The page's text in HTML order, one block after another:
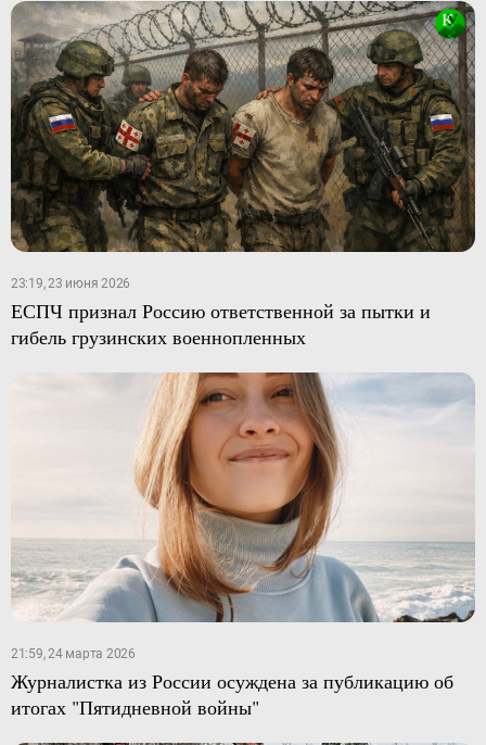
23:19, 23 июня 2026
ЕСПЧ признал Россию ответственной за пытки и
гибель грузинских военнопленных
21:59, 24 марта 2026
Журналистка из России осуждена за публикацию об
итогах "Пятидневной войны"